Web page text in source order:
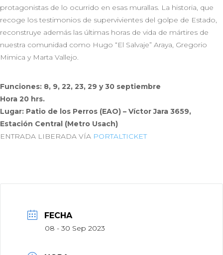
protagonistas de lo ocurrido en esas murallas. La historia, que
recoge los testimonios de supervivientes del golpe de Estado,
reconstruye además las últimas horas de vida de mártires de
nuestra comunidad como Hugo “El Salvaje” Araya, Gregorio
Mimica y Marta Vallejo.
Funciones: 8, 9, 22, 23, 29 y 30 septiembre
Hora 20 hrs.
Lugar: Patio de los Perros (EAO) – Víctor Jara 3659,
Estación Central (Metro Usach)
ENTRADA LIBERADA VÍA PORTALTICKET
FECHA
08 - 30 Sep 2023